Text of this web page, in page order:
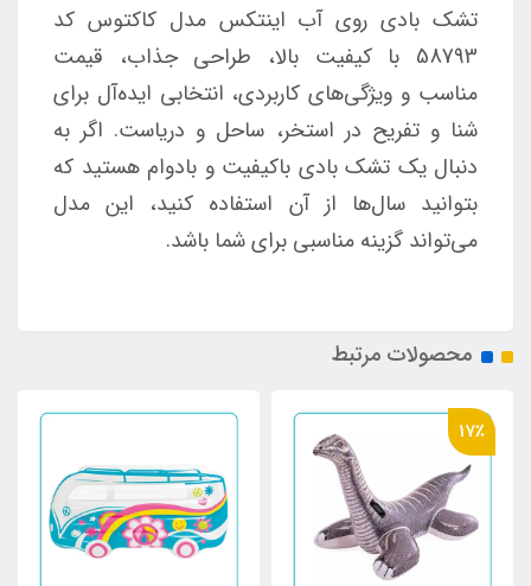
تشک بادی روی آب اینتکس مدل کاکتوس کد
58793 با کیفیت بالا، طراحی جذاب، قیمت
مناسب و ویژگی‌های کاربردی، انتخابی ایده‌آل برای
شنا و تفریح در استخر، ساحل و دریاست. اگر به
دنبال یک تشک بادی باکیفیت و بادوام هستید که
بتوانید سال‌ها از آن استفاده کنید، این مدل
می‌تواند گزینه مناسبی برای شما باشد.
محصولات مرتبط
17٪